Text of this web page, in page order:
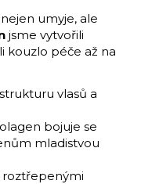
umyje, ale
jsme vytvořili
kouzlo péče až na
vlasů a
bojuje se
mladistvou